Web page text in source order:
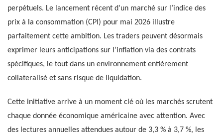
perpétuels. Le lancement récent d’un marché sur l’indice des
prix à la consommation (CPI) pour mai 2026 illustre
parfaitement cette ambition. Les traders peuvent désormais
exprimer leurs anticipations sur l’inflation via des contrats
spécifiques, le tout dans un environnement entièrement
collateralisé et sans risque de liquidation.
Cette initiative arrive à un moment clé où les marchés scrutent
chaque donnée économique américaine avec attention. Avec
des lectures annuelles attendues autour de 3,3 % à 3,7 %, les